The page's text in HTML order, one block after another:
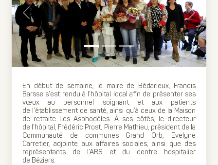
Previous Next
En début de semaine, le maire de Bédarieux, Francis
Barsse s’est rendu à l’hôpital local afin de présenter ses
vœux au personnel soignant et aux patients
de l’établissement de santé, ainsi qu’à ceux de la Maison
de retraite Les Asphodèles. À ses côtés, le directeur
de l’hôpital, Frédéric Prost, Pierre Mathieu, président de la
Communauté de communes Grand Orb, Evelyne
Carretier, adjointe aux affaires sociales, ainsi que des
représentants de l’ARS et du centre hospitalier
de Béziers.